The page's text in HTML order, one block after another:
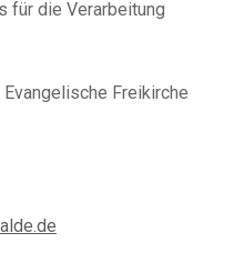
für die Verarbeitung
Freikirche